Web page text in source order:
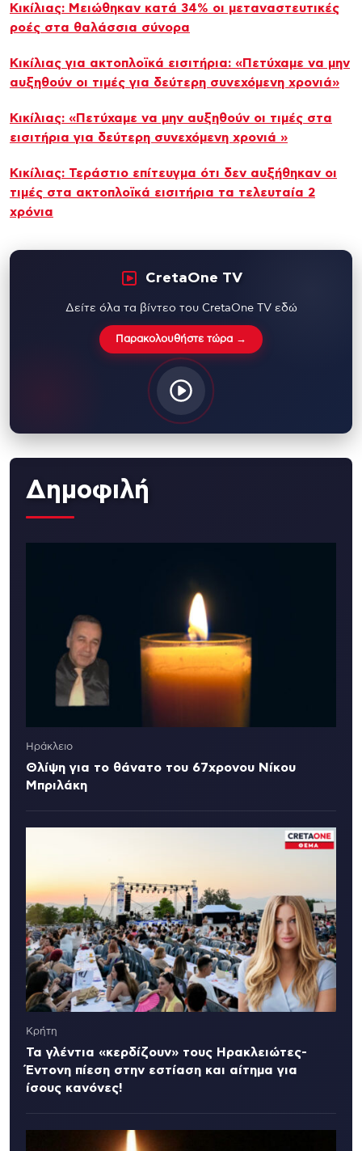
Κικίλιας: Μειώθηκαν κατά 34% οι μεταναστευτικές
ροές στα θαλάσσια σύνορα
Κικίλιας για ακτοπλοϊκά εισιτήρια: «Πετύχαμε να μην
αυξηθούν οι τιμές για δεύτερη συνεχόμενη χρονιά»
Κικίλιας: «Πετύχαμε να μην αυξηθούν οι τιμές στα
εισιτήρια για δεύτερη συνεχόμενη χρονιά »
Κικίλιας: Τεράστιο επίτευγμα ότι δεν αυξήθηκαν οι
τιμές στα ακτοπλοϊκά εισιτήρια τα τελευταία 2
χρόνια
CretaOne TV
Δείτε όλα τα βίντεο του CretaOne TV εδώ
Παρακολουθήστε τώρα →
Δημοφιλή
Ηράκλειο
Θλίψη για το θάνατο του 67χρονου Νίκου
Μπριλάκη
Κρήτη
Τα γλέντια «κερδίζουν» τους Ηρακλειώτες-
Έντονη πίεση στην εστίαση και αίτημα για
ίσους κανόνες!